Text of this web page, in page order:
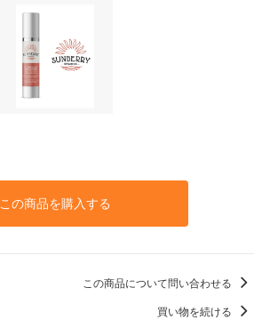
この商品を購入する
この商品について問い合わせる
買い物を続ける